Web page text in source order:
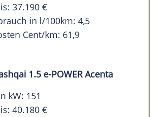
37.190 €
in l/100km: 4,5
Cent/km: 61,9
1.5 e-POWER Acenta
kW: 151
40.180 €